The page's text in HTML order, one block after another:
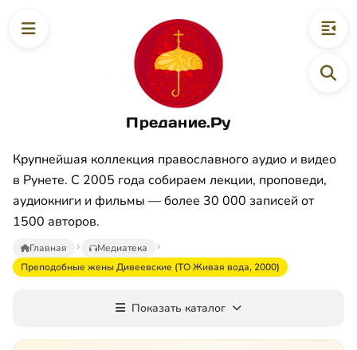
Предание.Ру
Крупнейшая коллекция православного аудио и видео
в Рунете. С 2005 года собираем лекции, проповеди,
аудиокниги и фильмы — более 30 000 записей от
1500 авторов.
Главная
Медиатека
Преподобные жены Дивеевские (ТО Живая вода, 2000)
Показать каталог